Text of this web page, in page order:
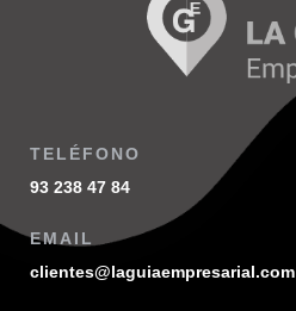
TELÉFONO
93 238 47 84
EMAIL
clientes@laguiaempresarial.com